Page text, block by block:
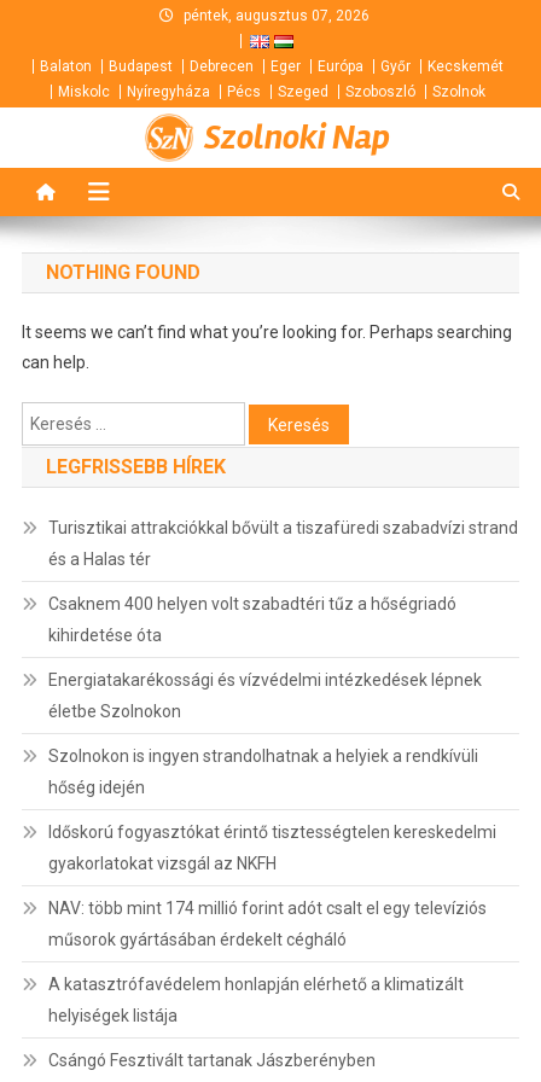
content
péntek, augusztus 07, 2026
Balaton Budapest Debrecen Eger Európa Győr
Kecskemét
Miskolc
Nyíregyháza Pécs Szeged Szoboszló Szolnok
Szolnoki Nap
NOTHING FOUND
It seems we can’t find what you’re looking for. Perhaps searching
can help.
Keresés:
LEGFRISSEBB HÍREK
Turisztikai attrakciókkal bővült a tiszafüredi szabadvízi strand
és a Halas tér
Csaknem 400 helyen volt szabadtéri tűz a hőségriadó
kihirdetése óta
Energiatakarékossági és vízvédelmi intézkedések lépnek
életbe Szolnokon
Szolnokon is ingyen strandolhatnak a helyiek a rendkívüli
hőség idején
Időskorú fogyasztókat érintő tisztességtelen kereskedelmi
gyakorlatokat vizsgál az NKFH
NAV: több mint 174 millió forint adót csalt el egy televíziós
műsorok gyártásában érdekelt cégháló
A katasztrófavédelem honlapján elérhető a klimatizált
helyiségek listája
Csángó Fesztivált tartanak Jászberényben